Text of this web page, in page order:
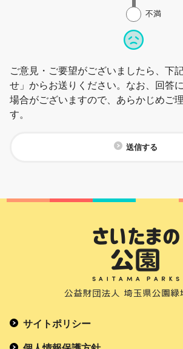
不満
ご意見・ご要望がございましたら、下
せ」からお送りください。なお、回答
場合がございますので、あらかじめご
す。
送信する
サイトポリシー